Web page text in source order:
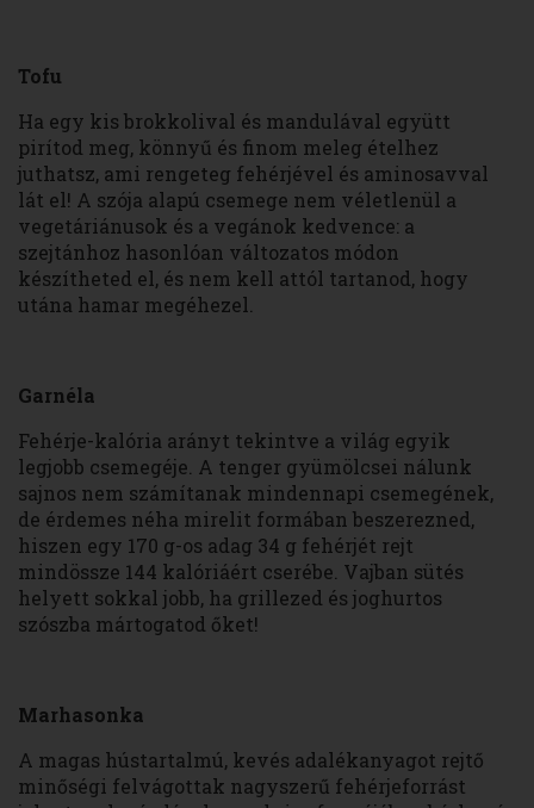
Tofu
Ha egy kis brokkolival és mandulával együtt
pirítod meg, könnyű és finom meleg ételhez
juthatsz, ami rengeteg fehérjével és aminosavval
lát el! A szója alapú csemege nem véletlenül a
vegetáriánusok és a vegánok kedvence: a
szejtánhoz hasonlóan változatos módon
készítheted el, és nem kell attól tartanod, hogy
utána hamar megéhezel.
Garnéla
Fehérje-kalória arányt tekintve a világ egyik
legjobb csemegéje. A tenger gyümölcsei nálunk
sajnos nem számítanak mindennapi csemegének,
de érdemes néha mirelit formában beszerezned,
hiszen egy 170 g-os adag 34 g fehérjét rejt
mindössze 144 kalóriáért cserébe. Vajban sütés
helyett sokkal jobb, ha grillezed és joghurtos
szószba mártogatod őket!
Marhasonka
A magas hústartalmú, kevés adalékanyagot rejtő
minőségi felvágottak nagyszerű fehérjeforrást